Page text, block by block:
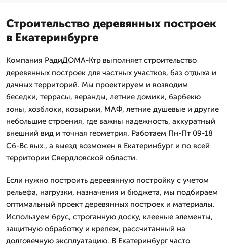
Строительство деревянных построек
в Екатеринбурге
Компания РадиДОМА-Ктр выполняет строительство
деревянных построек для частных участков, баз отдыха и
дачных территорий. Мы проектируем и возводим
беседки, террасы, веранды, летние домики, барбекю
зоны, хозблоки, козырьки, МАФ, летние душевые и другие
небольшие строения, где важны надежность, аккуратный
внешний вид и точная геометрия. Работаем Пн-Пт 09-18
Сб-Вс вых., а выезд возможен в Екатеринбург и по всей
территории Свердловской области.
Если нужно построить деревянную постройку с учетом
рельефа, нагрузки, назначения и бюджета, мы подбираем
оптимальный проект деревянных построек и материалы.
Используем брус, строганную доску, клееные элементы,
защитную обработку и крепеж, рассчитанный на
долговечную эксплуатацию. В Екатеринбург часто